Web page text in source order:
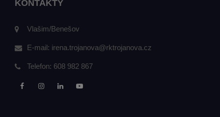
KONTAKTY
Vlašim/Benešov
E-mail: irena.trojanova@rktrojanova.cz
Telefon: 608 982 867